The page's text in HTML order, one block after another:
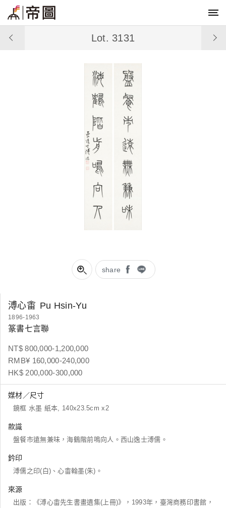
share
Lot. 3131
溥心畬 Pu Hsin-Yu
1896-1963
篆書七言聯
NT$ 800,000-1,200,000
RMB¥ 160,000-240,000
HK$ 200,000-300,000
媒材／尺寸
鏡框 水墨 紙本, 140x23.5cm x2
款識
盤餐市遠無兼味，海鶴階前鳴向人。西山逸士溥儒。
鈐印
溥儒之印(白)、心畬翰墨(朱)。
來源
出版：《溥心畬先生書畫遺集(上冊)》，1993年，臺灣商務印書館，